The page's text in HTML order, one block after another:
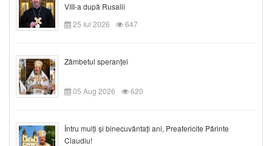
VIII-a după Rusalii
25 Iul 2026
647
Zâmbetul speranței
05 Aug 2026 620
Întru mulți și binecuvântați ani, Preafericite Părinte
Claudiu!